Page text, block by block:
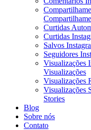
Curtidas
Curtidas
Salvos
Seguidores
Visualizações
Visualizações
Visualizações
Visualizações
Stories
Blog
Sobre nós
Contato